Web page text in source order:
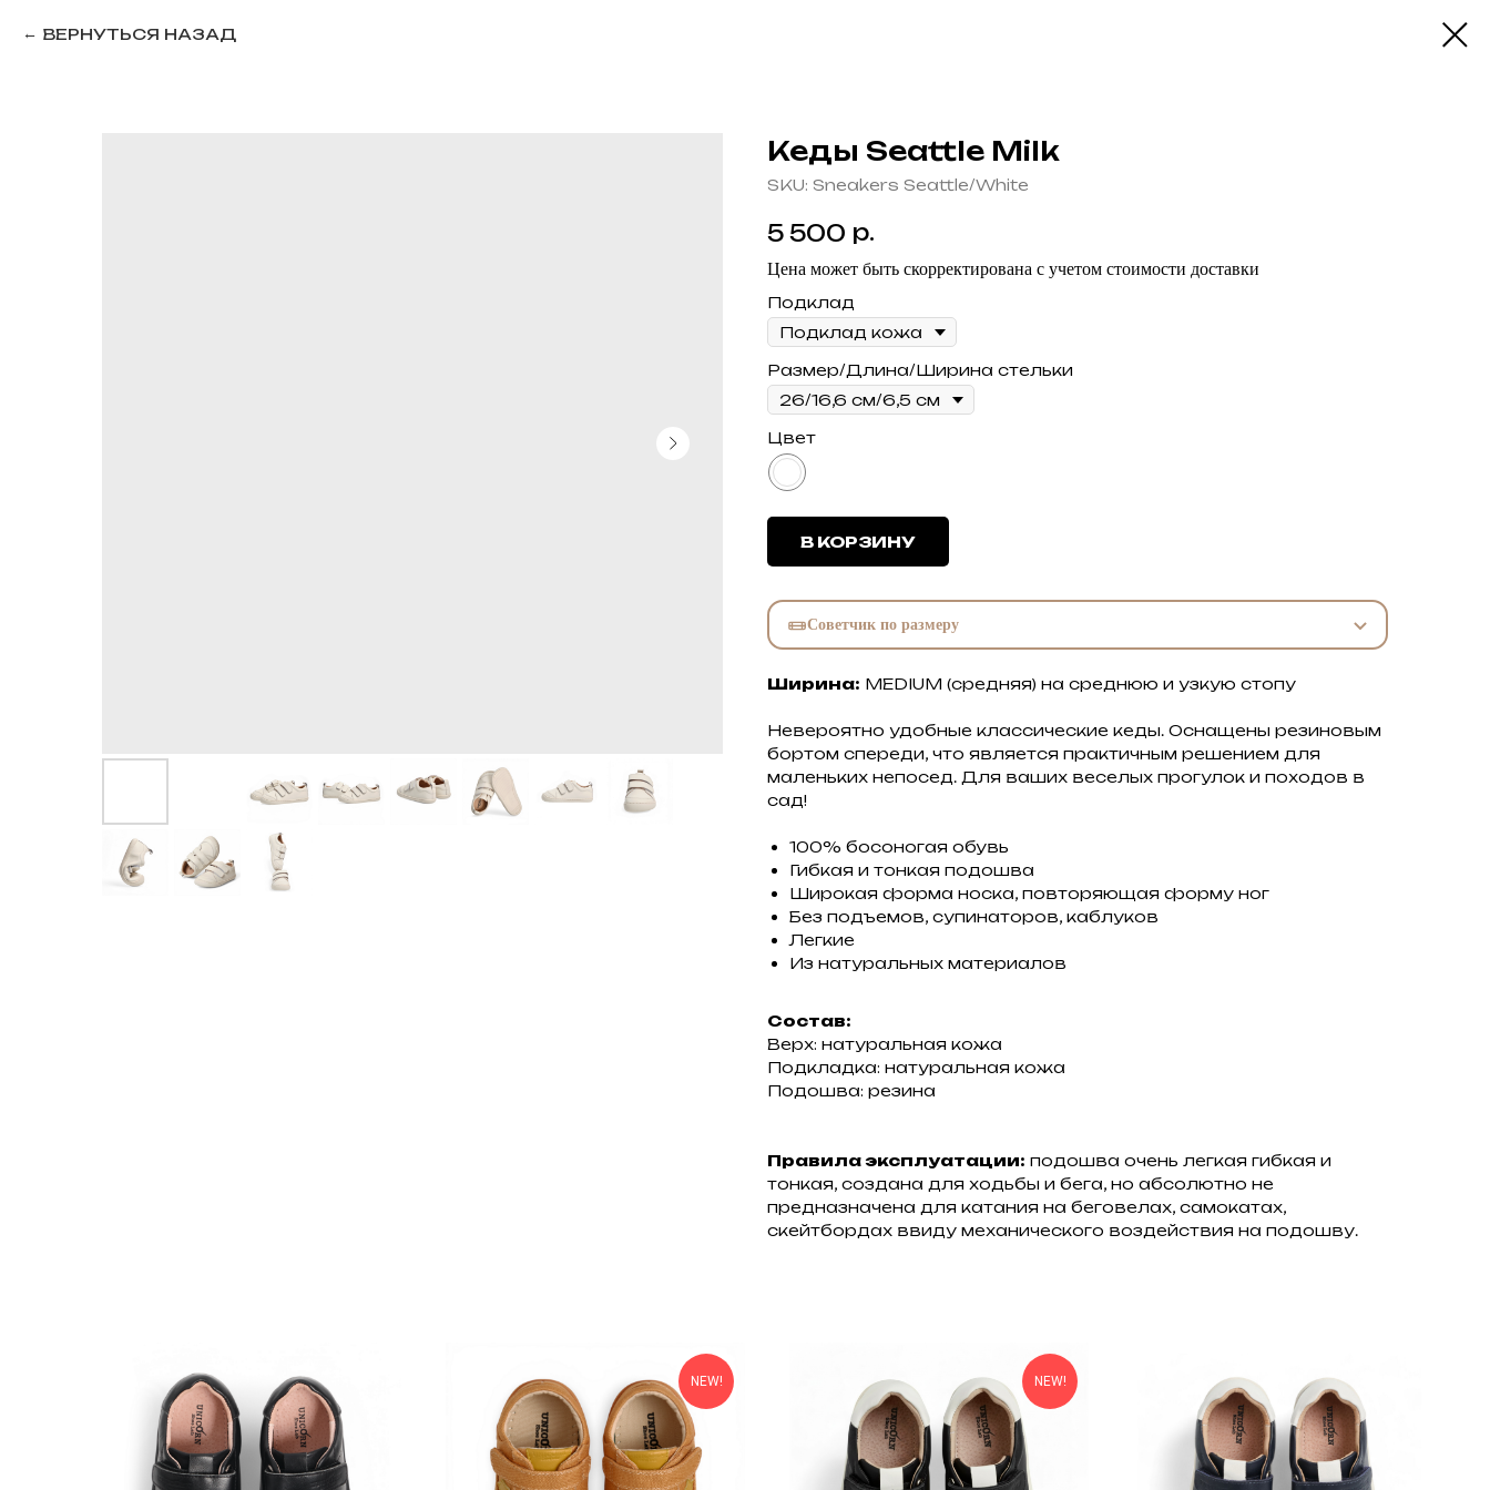
ВЕРНУТЬСЯ НАЗАД
Кеды Seattle Milk
SKU: Sneakers Seattle/White
5 500 р.
Цена может быть скорректирована с учетом стоимости доставки
Подклад
Размер/Длина/Ширина стельки
Цвет
В КОРЗИНУ
Советчик по размеру
Ширина: MEDIUM (средняя) на среднюю и узкую стопу
Невероятно удобные классические кеды. Оснащены резиновым
бортом спереди, что является практичным решением для
маленьких непосед. Для ваших веселых прогулок и походов в
сад!
100% босоногая обувь
Гибкая и тонкая подошва
Широкая форма носка, повторяющая форму ног
Без подъемов, супинаторов, каблуков
Легкие
Из натуральных материалов
Состав:
Верх: натуральная кожа
Подкладка: натуральная кожа
Подошва: резина
Правила эксплуатации: подошва очень легкая гибкая и
тонкая, создана для ходьбы и бега, но абсолютно не
предназначена для катания на беговелах, самокатах,
скейтбордах ввиду механического воздействия на подошву.
NEW! NEW!